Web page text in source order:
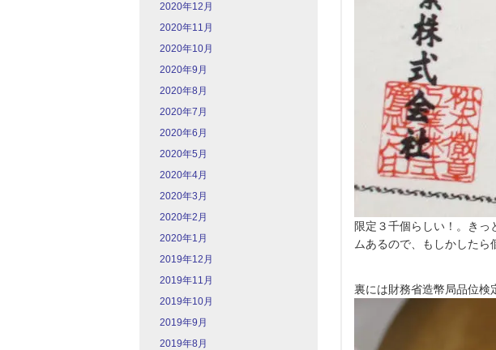
2020年12月
2020年11月
2020年10月
2020年9月
2020年8月
2020年7月
2020年6月
2020年5月
2020年4月
2020年3月
2020年2月
2020年1月
2019年12月
2019年11月
2019年10月
2019年9月
2019年8月
限定３千個らしい！。き
ムあるので、もしかしたら
裏には財務省造幣局品位検